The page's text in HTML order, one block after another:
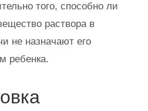
того, способно ли
раствора в
не назначают его
ребенка.